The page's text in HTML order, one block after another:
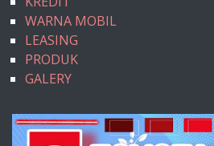
WARNA MOBIL
LEASING
PRODUK
GALERY